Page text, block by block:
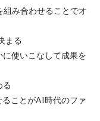
み合わせることでオ
まる
使いこなして成果を
る
ことがAI時代のファ